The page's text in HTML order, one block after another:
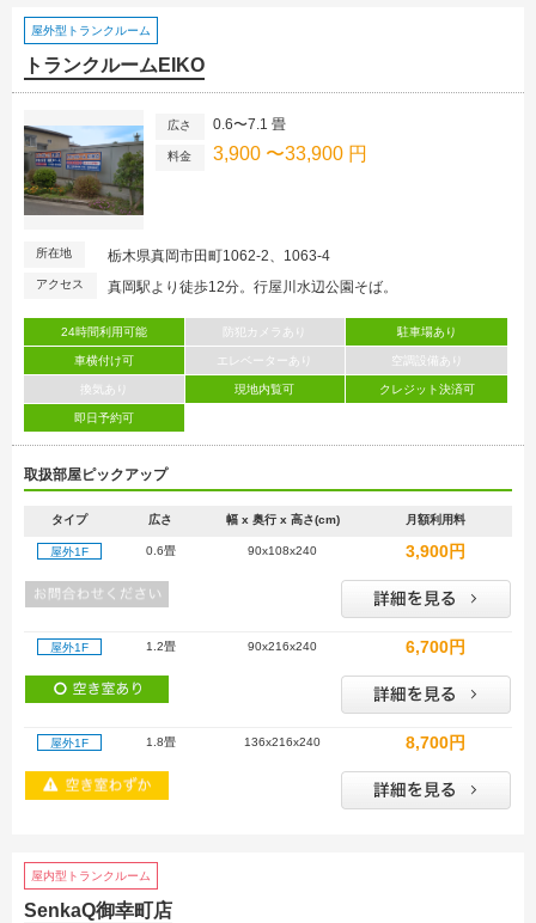
屋外型トランクルーム
トランクルームEIKO
広さ 0.6〜7.1 畳
料金 3,900 〜33,900 円
所在地 栃木県真岡市田町1062-2、1063-4
アクセス 真岡駅より徒歩12分。行屋川水辺公園そば。
24時間利用可能 防犯カメラあり 駐車場あり
車横付け可 エレベーターあり 空調設備あり
換気あり 現地内覧可 クレジット決済可
即日予約可
取扱部屋ピックアップ
タイプ 広さ 幅 x 奥行 x 高さ(cm) 月額利用料
屋外1F 0.6畳 90x108x240 3,900円
屋外1F 1.2畳 90x216x240 6,700円
屋外1F 1.8畳 136x216x240 8,700円
屋内型トランクルーム
SenkaQ御幸町店